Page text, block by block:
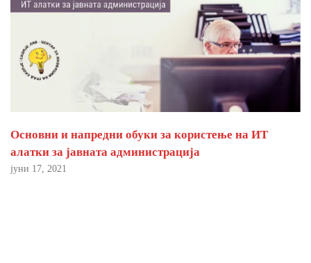
Основни и напредни обуки за користење на ИТ
алатки за јавната администрација
јуни 17, 2021